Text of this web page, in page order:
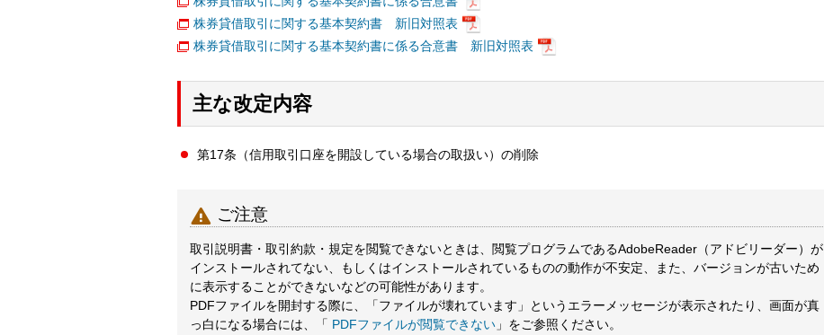
株券貸借取引に関する基本契約書 新旧対照表
株券貸借取引に関する基本契約書に係る合意書 新旧対照表
主な改定内容
第17条（信用取引口座を開設している場合の取扱い）の削除
 ご注意
取引説明書・取引約款・規定を閲覧できないときは、閲覧プログラムであるAdobeReader（アドビリーダー）が
インストールされてない、もしくはインストールされているものの動作が不安定、また、バージョンが古いため
に表示することができないなどの可能性があります。
PDFファイルを開封する際に、「ファイルが壊れています」というエラーメッセージが表示されたり、画面が真
っ白になる場合には、「 PDFファイルが閲覧できない 」をご参照ください。